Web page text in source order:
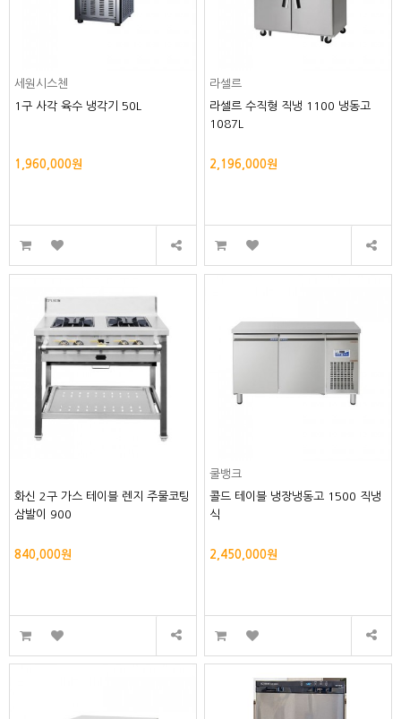
세원시스첸
1구 사각 육수 냉각기 50L
1,960,000원
라셀르
라셀르 수직형 직냉 1100 냉동고
1087L
2,196,000원
화신 2구 가스 테이블 렌지 주물코팅
삼발이 900
840,000원
쿨뱅크
콜드 테이블 냉장냉동고 1500 직냉
식
2,450,000원